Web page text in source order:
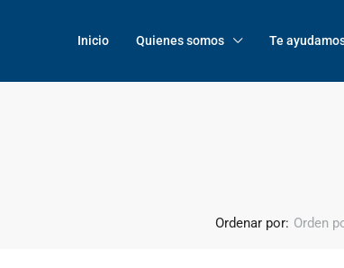
Inicio Quienes somos Te
Ordenar por: Orden